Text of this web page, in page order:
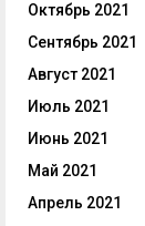
Октябрь 2021
Сентябрь 2021
Август 2021
Июль 2021
Июнь 2021
Май 2021
Апрель 2021